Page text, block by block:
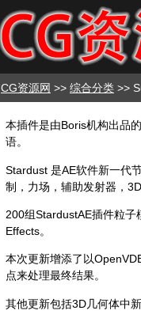
CG资源网 >> 综合分类 >>
本插件是由Boris机构出品
语。
Stardust 是AE软件新一代
制，力场，辅助发射器，
200组StardustAE插件粒
Effects。
本次更新增添了以
点来处理最终结果。
其他更新包括3D几何体中